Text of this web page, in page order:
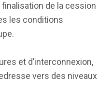
de la cession
les conditions
et d’interconnexion,
vers des niveaux